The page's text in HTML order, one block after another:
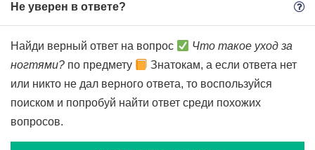
Не уверен в ответе?
Найди верный ответ на вопрос
Что такое уход за
ногтями? по предмету
Знатокам, а если ответа нет
или никто не дал верного ответа, то воспользуйся
поиском и попробуй найти ответ среди похожих
вопросов.